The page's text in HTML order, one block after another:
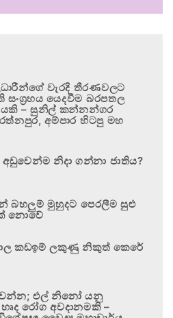
වැරදි තීරණවලට
යෙදවීම බරපතල
– සුනිල් කන්නන්ගර
අම්පාර හිටපු මහ
නිදා ගන්නා ජාතිය?
බහලුම් මුහුදට පෙරලීම සුළු
නොවේ
කඩඉම් ලකුණු නිකුත් කෙරේ
වන්න; එල් නිනෝ යනු
රෝග අවදානමකි –